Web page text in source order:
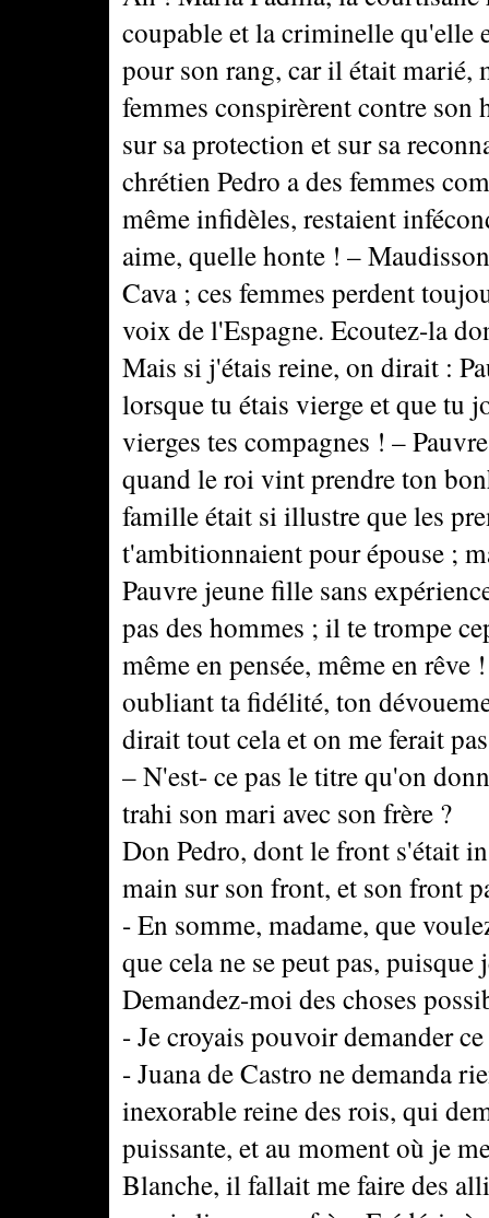
coupable et la criminelle qu'elle
pour son rang, car il était marié,
femmes conspirèrent contre
sur sa protection et sur sa
chrétien Pedro a des femmes
même infidèles, restaient
aime, quelle honte ! –
Cava ; ces femmes perdent
voix de l'Espagne. Ecoutez-la
Mais si j'étais reine, on dirait :
lorsque tu étais vierge et que tu
vierges tes compagnes ! –
quand le roi vint prendre ton
famille était si illustre que les
t'ambitionnaient pour épouse ;
Pauvre jeune fille sans
pas des hommes ; il te trompe
même en pensée, même en
oubliant ta fidélité, ton
dirait tout cela et on me ferait
– N'est- ce pas le titre qu'on
trahi son mari avec son frère ?
Don Pedro, dont le front s'était
main sur son front, et son front
- En somme, madame, que
que cela ne se peut pas,
Demandez-moi des choses
- Je croyais pouvoir demander
- Juana de Castro ne demanda
inexorable reine des rois, qui
puissante, et au moment où je
Blanche, il fallait me faire des